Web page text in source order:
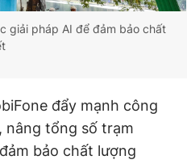
giải pháp AI để đảm bảo chất
đẩy mạnh công
nâng tổng số trạm
bảo chất lượng